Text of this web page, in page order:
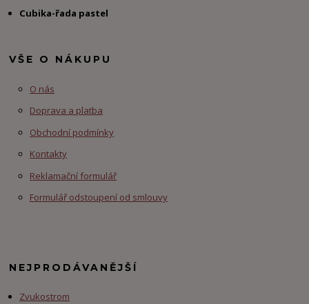
Cubika-řada pastel
VŠE O NÁKUPU
O nás
Doprava a platba
Obchodní podmínky
Kontakty
Reklamační formulář
Formulář odstoupení od smlouvy
NEJPRODÁVANĚJŠÍ
Zvukostrom